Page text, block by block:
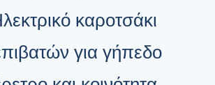
καροτσάκι
για γήπεδο